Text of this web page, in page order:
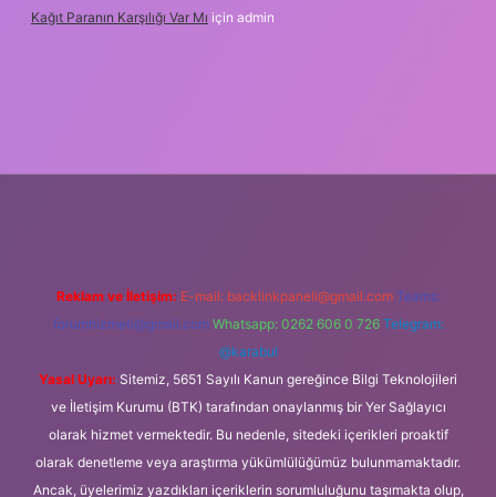
Kağıt Paranın Karşılığı Var Mı için admin
Reklam ve İletişim: E-mail: backlinkpaneli@gmail.com Teams:
forumhizmeti@gmail.com Whatsapp: 0262 606 0 726 Telegram:
@karabul
Yasal Uyarı: Sitemiz, 5651 Sayılı Kanun gereğince Bilgi Teknolojileri
ve İletişim Kurumu (BTK) tarafından onaylanmış bir Yer Sağlayıcı
olarak hizmet vermektedir. Bu nedenle, sitedeki içerikleri proaktif
olarak denetleme veya araştırma yükümlülüğümüz bulunmamaktadır.
Ancak, üyelerimiz yazdıkları içeriklerin sorumluluğunu taşımakta olup,